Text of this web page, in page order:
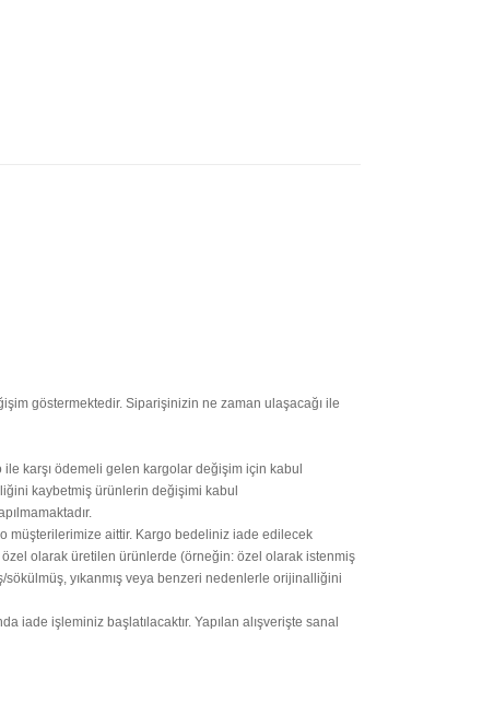
göstermektedir. Siparişinizin ne zaman ulaşacağı ile
karşı ödemeli gelen kargolar değişim için kabul
kaybetmiş ürünlerin değişimi kabul
müşterilerimize aittir. Kargo bedeliniz iade edilecek
özel olarak üretilen ürünlerde (örneğin: özel olarak istenmiş
sökülmüş, yıkanmış veya benzeri nedenlerle orijinalliğini
iade işleminiz başlatılacaktır. Yapılan alışverişte sanal